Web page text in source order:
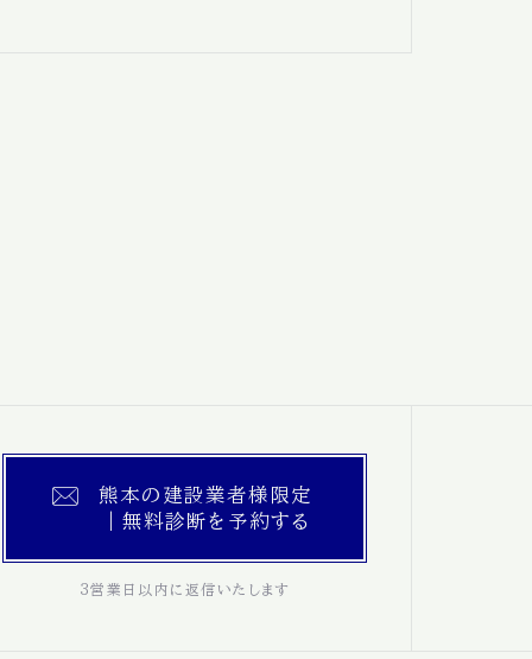
熊本の建設業者様限定
｜無料診断を予約する
3営業日以内に返信いたします